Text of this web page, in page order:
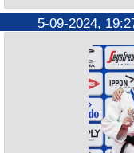
Bakıya
COP29 xüsusi
Bu barədə
Azərbaycan
Sosial
COP29-la bağlı
yaradılıb.
5-09-2024,